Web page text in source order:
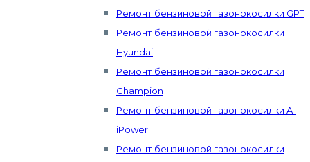
Ремонт бензиновой газонокосилки GPT
Ремонт бензиновой газонокосилки
Hyundai
Ремонт бензиновой газонокосилки
Champion
Ремонт бензиновой газонокосилки A-
iPower
Ремонт бензиновой газонокосилки